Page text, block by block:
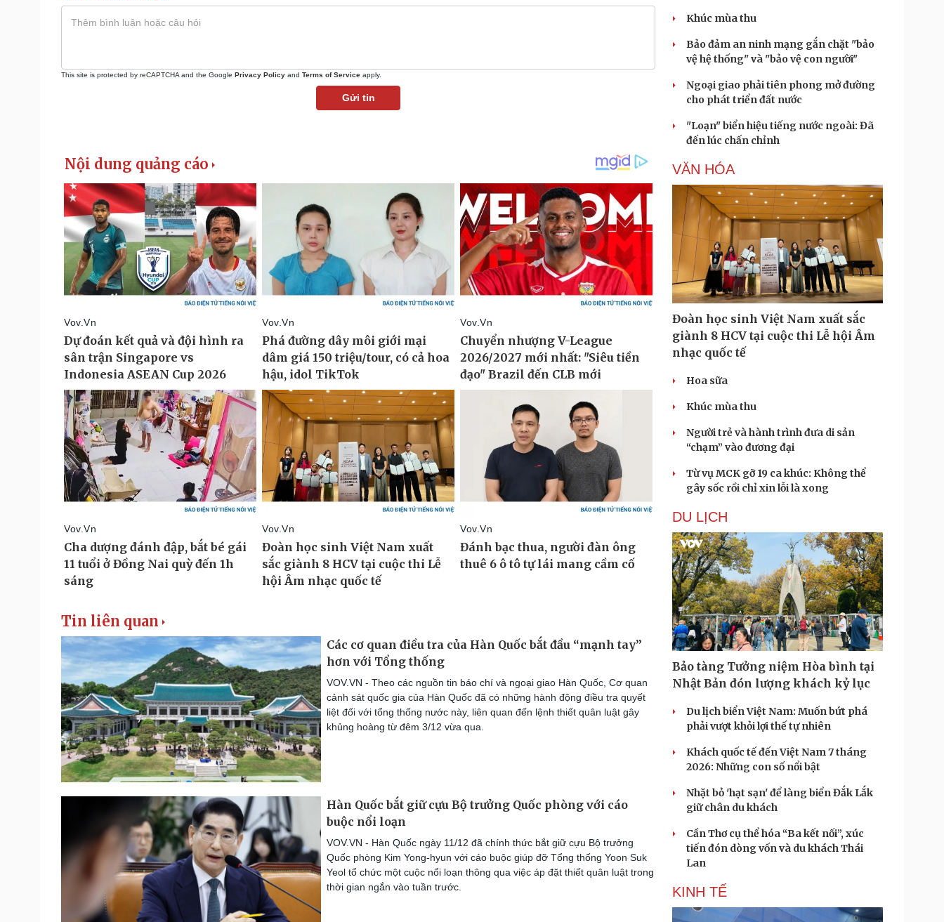
This site is protected by reCAPTCHA and the Google Privacy Policy and Terms of Service apply.
Gửi tin
Tin liên quan
Các cơ quan điều tra của Hàn Quốc bắt đầu “mạnh tay”
hơn với Tổng thống
VOV.VN - Theo các nguồn tin báo chí và ngoại giao Hàn Quốc, Cơ quan
cảnh sát quốc gia của Hàn Quốc đã có những hành động điều tra quyết
liệt đối với tổng thống nước này, liên quan đến lệnh thiết quân luật gây
khủng hoàng từ đêm 3/12 vừa qua.
Hàn Quốc bắt giữ cựu Bộ trưởng Quốc phòng với cáo
buộc nổi loạn
VOV.VN - Hàn Quốc ngày 11/12 đã chính thức bắt giữ cựu Bộ trưởng
Quốc phòng Kim Yong-hyun với cáo buộc giúp đỡ Tổng thống Yoon Suk
Yeol tổ chức một cuộc nổi loạn thông qua việc áp đặt thiết quân luật trong
thời gian ngắn vào tuần trước.
Khúc mùa thu
Bảo đảm an ninh mạng gắn chặt "bảo
vệ hệ thống" và "bảo vệ con người"
Ngoại giao phải tiên phong mở đường
cho phát triển đất nước
"Loạn" biển hiệu tiếng nước ngoài: Đã
đến lúc chấn chỉnh
VĂN HÓA
Đoàn học sinh Việt Nam xuất sắc
giành 8 HCV tại cuộc thi Lễ hội Âm
nhạc quốc tế
Hoa sữa
Khúc mùa thu
Người trẻ và hành trình đưa di sản
“chạm” vào đương đại
Từ vụ MCK gỡ 19 ca khúc: Không thể
gây sốc rồi chỉ xin lỗi là xong
DU LỊCH
Bảo tàng Tưởng niệm Hòa bình tại
Nhật Bản đón lượng khách kỷ lục
Du lịch biển Việt Nam: Muốn bứt phá
phải vượt khỏi lợi thế tự nhiên
Khách quốc tế đến Việt Nam 7 tháng
2026: Những con số nổi bật
Nhặt bỏ 'hạt sạn' để làng biển Đắk Lắk
giữ chân du khách
Cần Thơ cụ thể hóa “Ba kết nối”, xúc
tiến đón dòng vốn và du khách Thái
Lan
KINH TẾ